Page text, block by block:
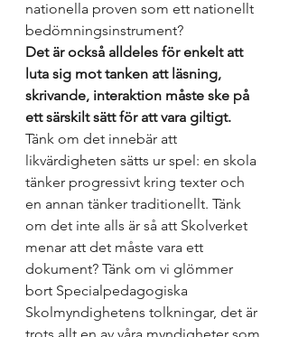
nationella proven som ett nationellt
bedömningsinstrument?
Det är också alldeles för enkelt att
luta sig mot tanken att läsning,
skrivande, interaktion måste ske på
ett särskilt sätt för att vara giltigt.
Tänk om det innebär att
likvärdigheten sätts ur spel: en skola
tänker progressivt kring texter och
en annan tänker traditionellt. Tänk
om det inte alls är så att Skolverket
menar att det måste vara ett
dokument? Tänk om vi glömmer
bort Specialpedagogiska
Skolmyndighetens tolkningar, det är